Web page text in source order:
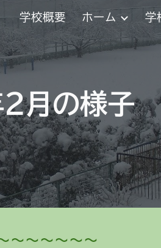
Skip to
学校概要 ホーム 学
２月の様子
～～～